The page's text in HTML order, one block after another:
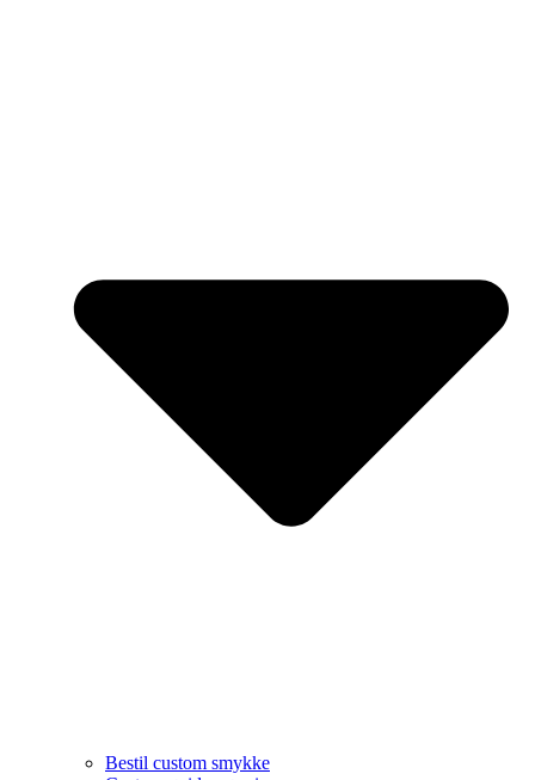
Bestil custom smykke